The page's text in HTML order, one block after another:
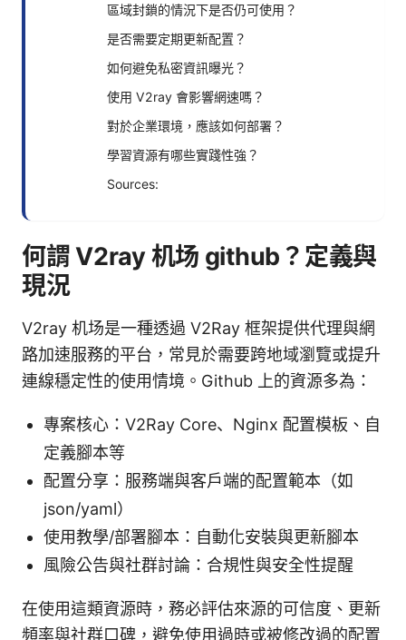
區域封鎖的情況下是否仍可使用？
是否需要定期更新配置？
如何避免私密資訊曝光？
使用 V2ray 會影響網速嗎？
對於企業環境，應該如何部署？
學習資源有哪些實踐性強？
Sources:
何謂 V2ray 机场 github？定義與
現況
V2ray 机场是一種透過 V2Ray 框架提供代理與網
路加速服務的平台，常見於需要跨地域瀏覽或提升
連線穩定性的使用情境。Github 上的資源多為：
專案核心：V2Ray Core、Nginx 配置模板、自
定義腳本等
配置分享：服務端與客戶端的配置範本（如
json/yaml）
使用教學/部署腳本：自動化安裝與更新腳本
風險公告與社群討論：合規性與安全性提醒
在使用這類資源時，務必評估來源的可信度、更新
頻率與社群口碑，避免使用過時或被修改過的配置